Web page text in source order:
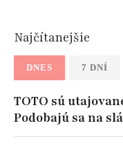
Najčítanejšie
DNES 7 DNÍ
TOTO sú
Podobajú sa na